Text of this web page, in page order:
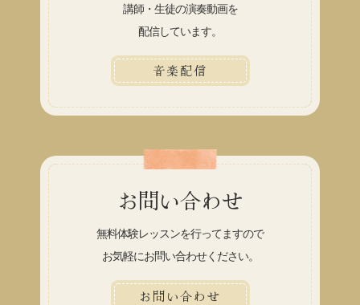
講師・生徒の演奏動画を
配信しています。
音楽配信
お問い合わせ
無料体験レッスンを行ってますので
お気軽にお問い合わせください。
お問い合わせ